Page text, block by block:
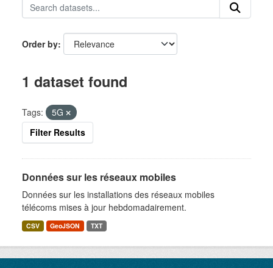
Order by
1 dataset found
Tags:
5G
Filter Results
Données sur les réseaux mobiles
Données sur les installations des réseaux mobiles
télécoms mises à jour hebdomadairement.
CSV GeoJSON TXT